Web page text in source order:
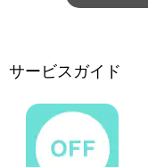
サービスガイド